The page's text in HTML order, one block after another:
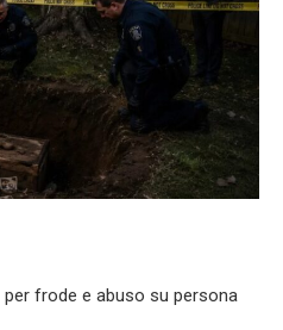
frode e abuso su persona